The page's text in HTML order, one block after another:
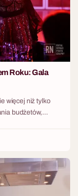
Roku: Gala
więcej niż tylko
budżetów,
się na
podsumowaniem
zoptymalizować
pracowników.
jak płynnie